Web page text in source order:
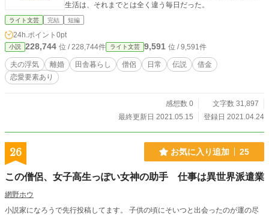
生活は、それまでとは全く違う毎日だった。
ライト文芸 完結 短編
24h.ポイント 0pt
小説 228,744 位 / 228,744件 ライト文芸 9,591 位 / 9,591件
夫の浮気 離婚 田舎暮らし 僧侶 日常 伝説
借金
恋愛要素あり
感想数 0
文字数 31,897
最終更新日 2021.05.15
登録日 2021.04.24
26 お気に入り追加 25
この僧侶、女子高生っぽい女神の助手 仕事は異世界派遣業
網野ホウ
小説家になろうで先行投稿してます。 子供の頃にそいつと出会ったのが運の尽